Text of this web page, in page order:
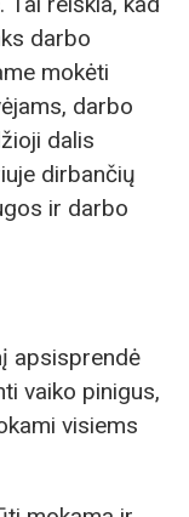
darbo
mokėti
darbo
dalis
dirbančių
ir darbo
apsisprendė
vaiko pinigus,
visiems